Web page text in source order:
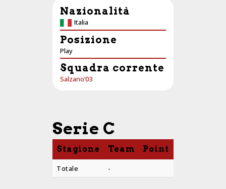
Nazionalità
Italia
Posizione
Play
Squadra corrente
Salzano’03
Serie C
Stagione Team Point
Totale -